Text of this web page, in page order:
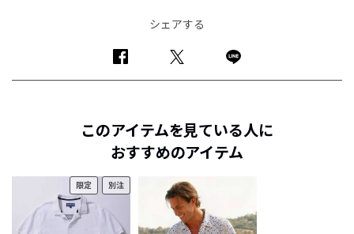
シェアする
このアイテムを見ている人に
おすすめのアイテム
限定 別注